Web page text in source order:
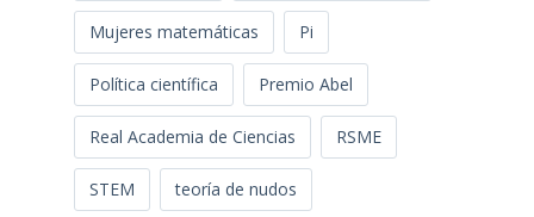
Mujeres matemáticas Pi
Política científica Premio Abel
Real Academia de Ciencias RSME
STEM teoría de nudos